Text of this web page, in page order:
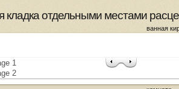
ванная
кладка отдельными местами